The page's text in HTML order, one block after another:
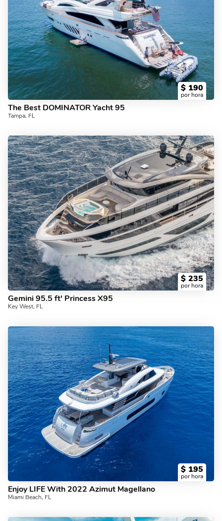
$ 190
por hora
The Best DOMINATOR Yacht 95
Tampa, FL
$ 235
por hora
Gemini 95.5 ft' Princess X95
Key West, FL
$ 195
por hora
Enjoy LIFE With 2022 Azimut Magellano
Miami Beach, FL